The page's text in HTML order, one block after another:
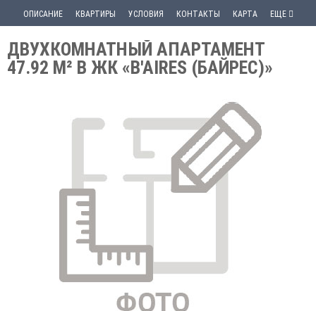
ОПИСАНИЕ КВАРТИРЫ УСЛОВИЯ КОНТАКТЫ КАРТА ЕЩЕ
ДВУХКОМНАТНЫЙ АПАРТАМЕНТ
47.92 М² В ЖК «B'AIRES (БАЙРЕС)»